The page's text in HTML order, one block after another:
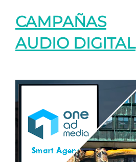
CAMPAÑAS
AUDIO DIGITAL